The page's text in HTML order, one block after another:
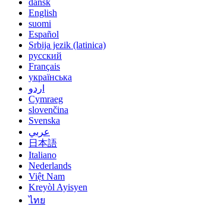
dansk
English
suomi
Español
Srbija jezik (latinica)
русский
Français
українська
اردو
Cymraeg
slovenčina
Svenska
عربي
日本語
Italiano
Nederlands
Việt Nam
Kreyòl Ayisyen
ไทย